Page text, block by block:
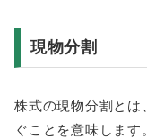
現物分割
株式の現物分割とは
ぐことを意味しま